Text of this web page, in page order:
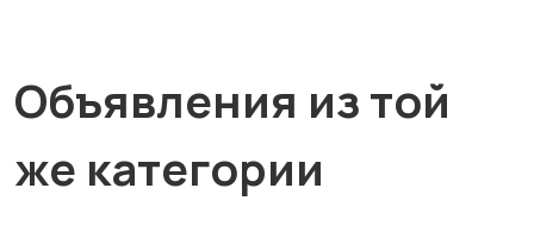
Объявления из той
же категории